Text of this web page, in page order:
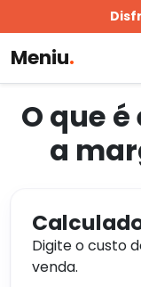
Meniu.
O que
a
Digite o custo
venda.